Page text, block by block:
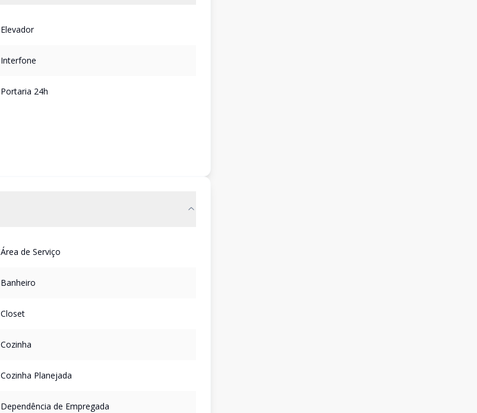
Elevador
Interfone
Portaria 24h
Área de Serviço
Banheiro
Closet
Cozinha
Cozinha Planejada
Dependência de Empregada